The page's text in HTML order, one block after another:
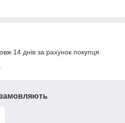
14 днів за рахунок покупця